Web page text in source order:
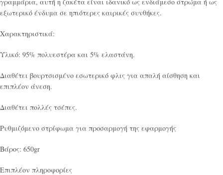
εξωτερικό ένδυμα σε ηπιότερες καιρικές συνθήκες.
Χαρακτηριστικά:
Υλικό: 95% πολυεστέρα και 5% ελαστάνη.
Διαθέτει βουρτσισμένο εσωτερικό φλις για απαλή αίσθηση και
επιπλέον άνεση.
Διαθέτει πολλές τσέπες.
Ρυθμιζόμενο στρίφωμα για προσαρμογή της εφαρμογής
Βάρος: 650gr
Επιπλέον πληροφορίες